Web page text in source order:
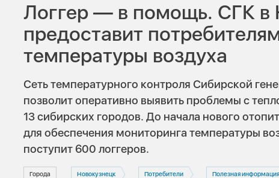
Логгер — в помощь. СГК в
предоставит
температуры воздуха
Сеть температурного контроля Сибирской
позволит оперативно выявить проблемы с
13 сибирских городов. До начала нового
для обеспечения мониторинга температуры
поступит 600 логгеров.
Города Новокузнецк Потребители Полезная информация